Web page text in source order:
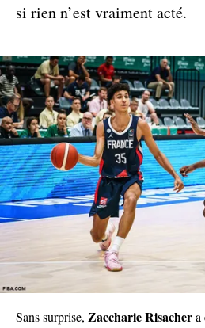
si rien n’est vraiment acté.
Sans surprise, Zaccharie Risachera